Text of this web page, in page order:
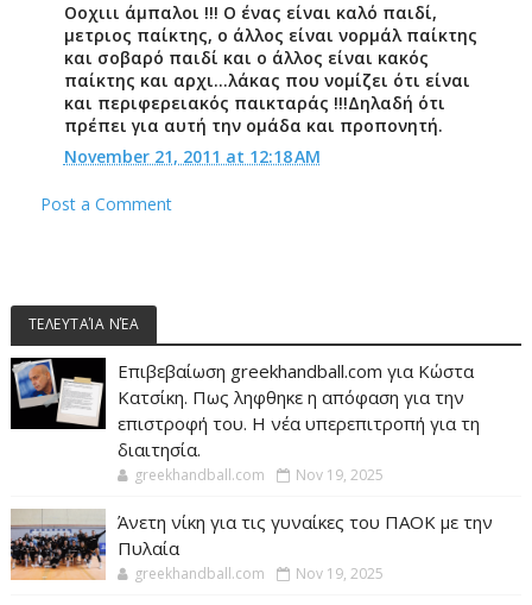
Οοχιιι άμπαλοι !!! Ο ένας είναι καλό παιδί,
μετριος παίκτης, ο άλλος είναι νορμάλ παίκτης
και σοβαρό παιδί και ο άλλος είναι κακός
παίκτης και αρχι...λάκας που νομίζει ότι είναι
και περιφερειακός παικταράς !!!Δηλαδή ότι
πρέπει για αυτή την ομάδα και προπονητή.
November 21, 2011 at 12:18 AM
Post a Comment
ΤΕΛΕΥΤΑΊΑ ΝΈΑ
Επιβεβαίωση greekhandball.com για Κώστα
Κατσίκη. Πως ληφθηκε η απόφαση για την
επιστροφή του. Η νέα υπερεπιτροπή για τη
διαιτησία.
greekhandball.com Nov 19, 2025
Άνετη νίκη για τις γυναίκες του ΠΑΟΚ με την
Πυλαία
greekhandball.com Nov 19, 2025